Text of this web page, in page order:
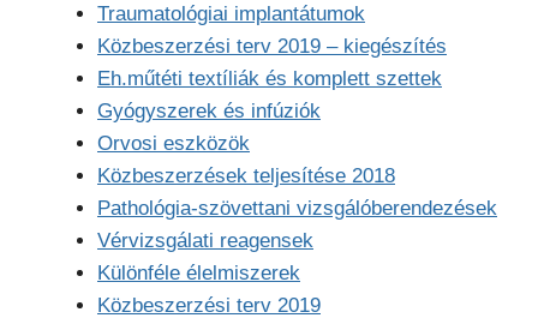
Traumatológiai implantátumok
Közbeszerzési terv 2019 – kiegészítés
Eh.műtéti textíliák és komplett szettek
Gyógyszerek és infúziók
Orvosi eszközök
Közbeszerzések teljesítése 2018
Pathológia-szövettani vizsgálóberendezések
Vérvizsgálati reagensek
Különféle élelmiszerek
Közbeszerzési terv 2019